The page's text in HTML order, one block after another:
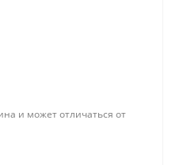
и может отличаться от